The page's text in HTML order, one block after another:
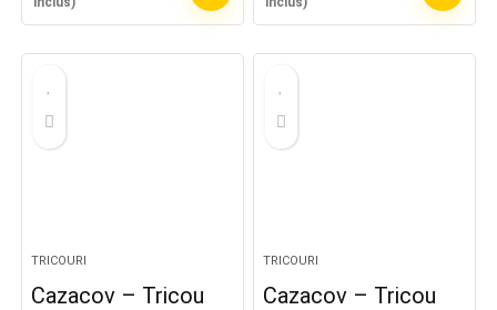
TRICOURI
Cazacov – Tricou
TRICOURI
Cazacov – Tricou